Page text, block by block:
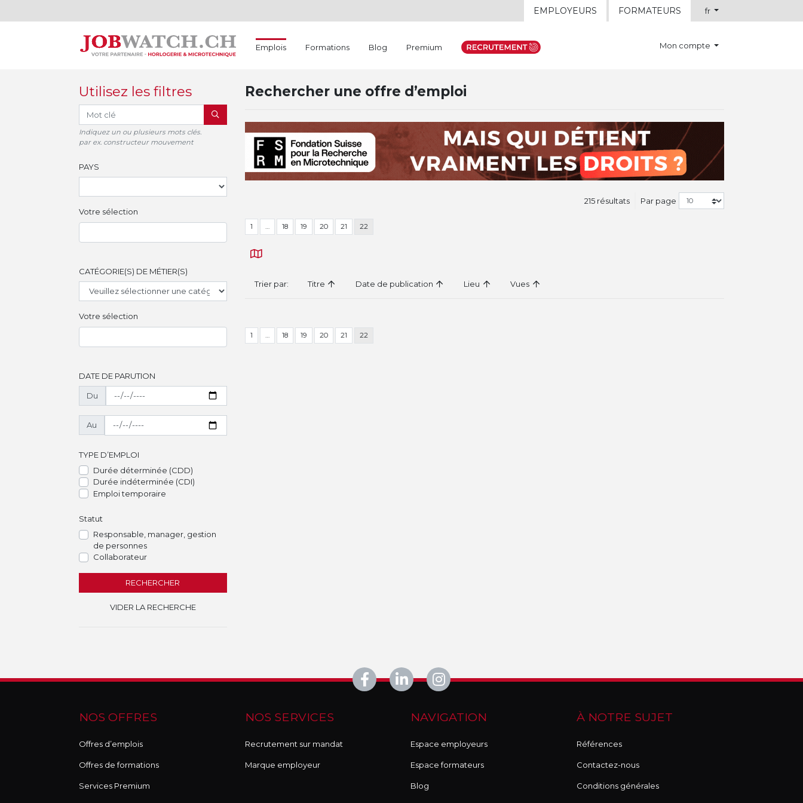
EMPLOYEURS FORMATEURS fr
Emplois(current)Formations Blog Premium Mon compte
Utilisez les filtres
RECHERCHER
Indiquez un ou plusieurs mots clés.
par ex. constructeur mouvement
PAYS
Votre sélection
CATÉGORIE(S) DE MÉTIER(S)
Votre sélection
DATE DE PARUTION
Du
Au
TYPE D’EMPLOI
Durée déterminée (CDD)
Durée indéterminée (CDI)
Emploi temporaire
Statut
Responsable, manager, gestion
de personnes
Collaborateur
RECHERCHER
VIDER LA RECHERCHE
Rechercher une offre d’emploi
215 résultats Par page
1 18 19 20 21 22
Trier par: Titre Date de publication Lieu Vues
1 … 18 19 20 21 22
NOS OFFRES
Offres d’emplois
Offres de formations
Services Premium
NOS SERVICES
Recrutement sur mandat
Marque employeur
NAVIGATION
Espace employeurs
Espace formateurs
Blog
À NOTRE SUJET
Références
Contactez-nous
Conditions générales